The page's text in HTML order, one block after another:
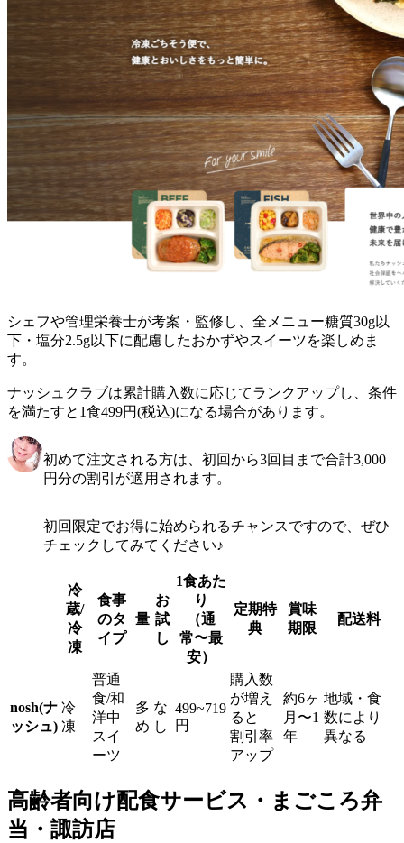
シェフや管理栄養士が考案・監修し、全メニュー糖質30g以
下・塩分2.5g以下に配慮したおかずやスイーツを楽しめま
す。
ナッシュクラブは累計購入数に応じてランクアップし、条件
を満たすと1食499円(税込)になる場合があります。
初めて注文される方は、初回から3回目まで合計3,000
円分の割引が適用されます。
初回限定でお得に始められるチャンスですので、ぜひ
チェックしてみてください♪
冷
蔵/
冷
凍
食事
のタ
イプ
量
お
試
し
1食あた
り
（通
常〜最
安）
定期特
典
賞味
期限
配送料
nosh(ナ
ッシュ)
冷
凍
普通
食/和
洋中
スイ
ーツ
多
め
な
し
499~719
円
購入数
が増え
ると
割引率
アップ
約6ヶ
月〜1
年
地域・食
数により
異なる
高齢者向け配食サービス・まごころ弁
当・諏訪店